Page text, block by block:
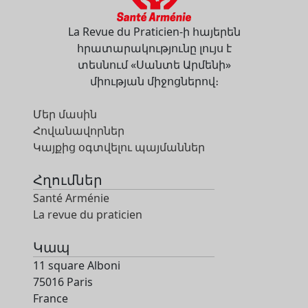
La Revue du Praticien-ի հայերեն
հրատարակությունը լույս է
տեսնում «Սանտե Արմենի»
միության միջոցներով։
Մեր մասին
Հովանավորներ
Կայքից օգտվելու պայմաններ
Հղումներ
Santé Arménie
La revue du praticien
Կապ
11 square Alboni
75016 Paris
France